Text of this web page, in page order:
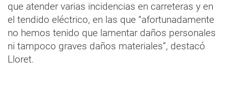
que atender varias incidencias en carreteras y en
el tendido eléctrico, en las que “afortunadamente
no hemos tenido que lamentar daños personales
ni tampoco graves daños materiales”, destacó
Lloret.